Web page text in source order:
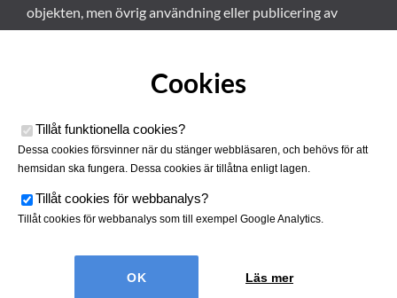
objekten, men övrig användning eller publicering av
Smalspårsarkivet drivs av
Tjustbygdens Järnvägsförening
Cookies
Tillåt funktionella cookies?
Dessa cookies försvinner när du stänger webbläsaren, och behövs för att
hemsidan ska fungera. Dessa cookies är tillåtna enligt lagen.
Tillåt cookies för webbanalys?
Tillåt cookies för webbanalys som till exempel Google Analytics.
Läs mer